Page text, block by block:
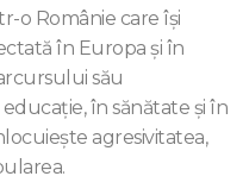
o Românie care își
în Europa și în
său
în sănătate și în
agresivitatea,